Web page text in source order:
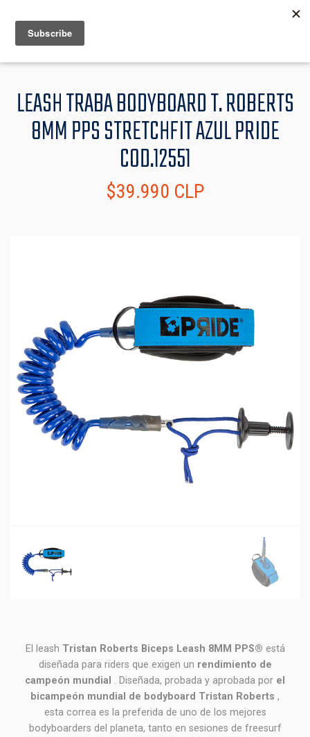
MENU
LEASH TRABA BODYBOARD T. ROBERTS
8MM PPS STRETCHFIT AZUL PRIDE
COD.12551
$39.990 CLP
El leash Tristan Roberts Biceps Leash 8MM PPS® está
diseñada para riders que exigen un rendimiento de
campeón mundial . Diseñada, probada y aprobada por el
bicampeón mundial de bodyboard Tristan Roberts ,
esta correa es la preferida de uno de los mejores
bodyboarders del planeta, tanto en sesiones de freesurf